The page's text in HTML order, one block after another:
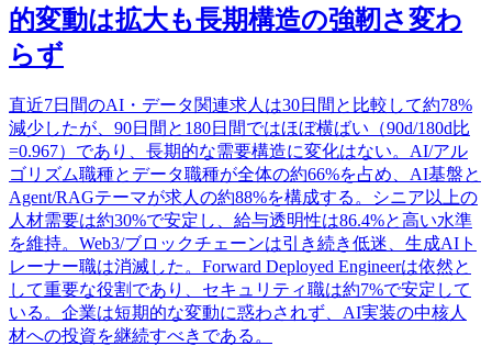
的変動は拡大も長期構造の強靭さ変わ
らず
直近7日間のAI・データ関連求人は30日間と比較して約78%
減少したが、90日間と180日間ではほぼ横ばい（90d/180d比
=0.967）であり、長期的な需要構造に変化はない。AI/アル
ゴリズム職種とデータ職種が全体の約66%を占め、AI基盤と
Agent/RAGテーマが求人の約88%を構成する。シニア以上の
人材需要は約30%で安定し、給与透明性は86.4%と高い水準
を維持。Web3/ブロックチェーンは引き続き低迷、生成AIト
レーナー職は消滅した。Forward Deployed Engineerは依然と
して重要な役割であり、セキュリティ職は約7%で安定して
いる。企業は短期的な変動に惑わされず、AI実装の中核人
材への投資を継続すべきである。